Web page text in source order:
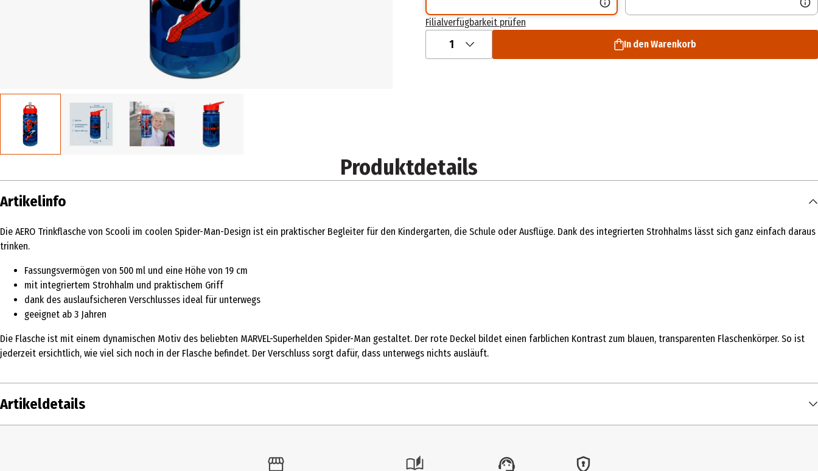
Filialverfügbarkeit prüfen
1 In den Warenkorb
Produktdetails
Artikelinfo
Die AERO Trinkflasche von Scooli im coolen Spider-Man-Design ist ein praktischer Begleiter für den Kindergarten, die Schule oder Ausflüge. Dank des integrierten Strohhalms lässt sich ganz einfach daraus
trinken.
Fassungsvermögen von 500 ml und eine Höhe von 19 cm
mit integriertem Strohhalm und praktischem Griff
dank des auslaufsicheren Verschlusses ideal für unterwegs
geeignet ab 3 Jahren
Die Flasche ist mit einem dynamischen Motiv des beliebten MARVEL-Superhelden Spider-Man gestaltet. Der rote Deckel bildet einen farblichen Kontrast zum blauen, transparenten Flaschenkörper. So ist
jederzeit ersichtlich, wie viel sich noch in der Flasche befindet. Der Verschluss sorgt dafür, dass unterwegs nichts ausläuft.
Artikeldetails
Zubehör & Ersatzteile